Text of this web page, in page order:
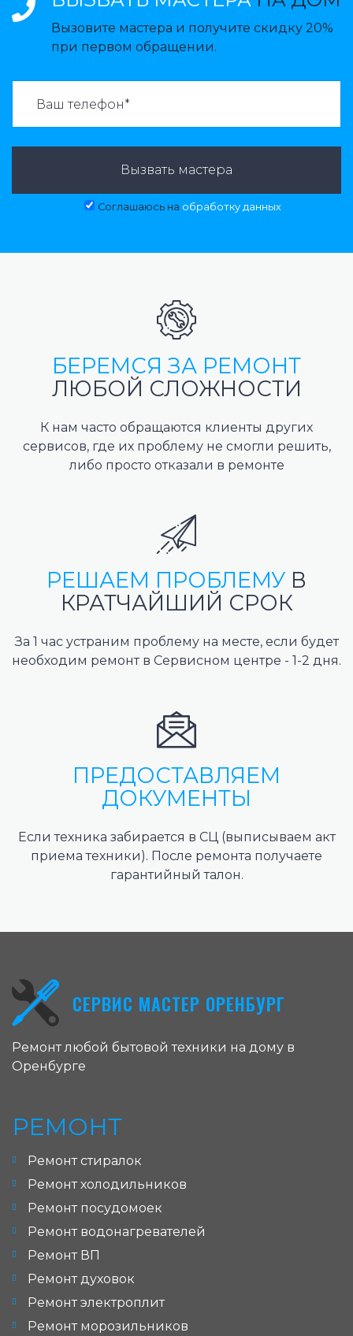
Вызовите мастера и получите скидку 20%
при первом обращении.
Вызвать мастера
Соглашаюсь на обработку данных
БЕРЕМСЯ ЗА РЕМОНТ
ЛЮБОЙ СЛОЖНОСТИ
К нам часто обращаются клиенты других
сервисов, где их проблему не смогли решить,
либо просто отказали в ремонте
РЕШАЕМ ПРОБЛЕМУ В
КРАТЧАЙШИЙ СРОК
За 1 час устраним проблему на месте, если будет
необходим ремонт в Сервисном центре - 1-2 дня.
ПРЕДОСТАВЛЯЕМ
ДОКУМЕНТЫ
Если техника забирается в СЦ (выписываем акт
приема техники). После ремонта получаете
гарантийный талон.
СЕРВИС МАСТЕР ОРЕНБУРГ
Ремонт любой бытовой техники на дому в
Оренбурге
РЕМОНТ
Ремонт стиралок
Ремонт холодильников
Ремонт посудомоек
Ремонт водонагревателей
Ремонт ВП
Ремонт духовок
Ремонт электроплит
Ремонт морозильников